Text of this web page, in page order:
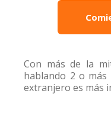
Con más de la
hablando 2 o
extranjero es más